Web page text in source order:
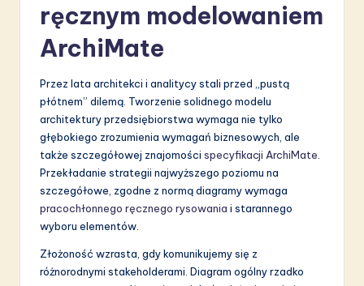
ręcznym modelowaniem
ArchiMate
Przez lata architekci i analitycy stali przed „pustą
płótnem” dilemą. Tworzenie solidnego modelu
architektury przedsiębiorstwa wymaga nie tylko
głębokiego zrozumienia wymagań biznesowych, ale
także szczegółowej znajomości specyfikacji ArchiMate
Przekładanie strategii najwyższego poziomu na
szczegółowe, zgodne z normą diagramy wymaga
pracochłonnego ręcznego rysowania i starannego
wyboru elementów.
Złożoność wzrasta, gdy komunikujemy się z
różnorodnymi stakeholderami. Diagram ogólny rzadko